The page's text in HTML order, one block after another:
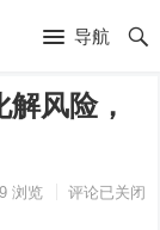
导航
风险，
浏览 评论已关闭